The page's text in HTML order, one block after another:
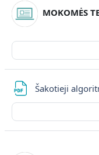
MOKOMĖS
Šakotieji